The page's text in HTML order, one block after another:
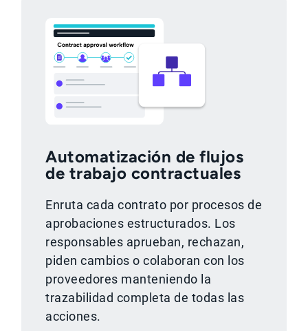
Automatización de flujos
de trabajo contractuales
Enruta cada contrato por procesos de
aprobaciones estructurados. Los
responsables aprueban, rechazan,
piden cambios o colaboran con los
proveedores manteniendo la
trazabilidad completa de todas las
acciones.